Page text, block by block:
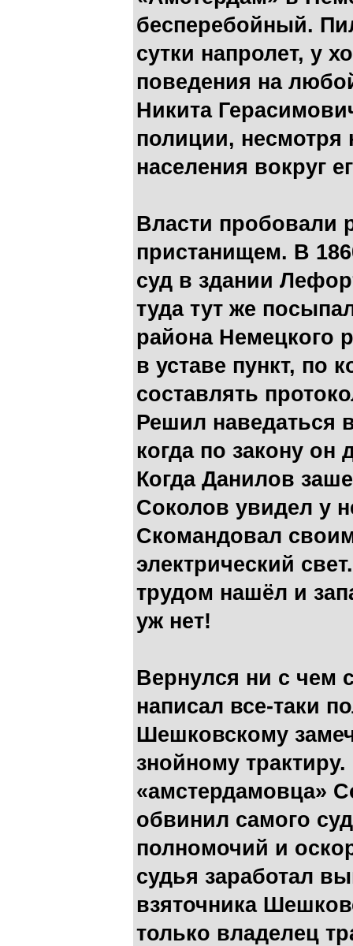
бесперебойный.
сутки напролет, у
поведения на
Никита
полиции, несмотря
населения вокруг
Власти пробовали
пристанищем. В
суд в здании
туда тут же
района Немецкого
в уставе пункт, по
составлять
Решил наведаться
когда по закону
Когда Данилов
Соколов увидел у
Скомандовал
электрический
трудом нашёл и
уж нет!
Вернулся ни с чем
написал все-таки
Шешковскому
знойному
«амстердамовца»
обвинил самого
полномочий и
судья заработал
взяточника
только владелец